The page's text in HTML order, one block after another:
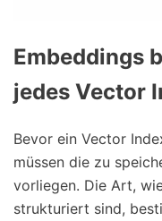
Embeddings
jedes Vector
Bevor ein Vector
müssen die zu
vorliegen. Die Art,
strukturiert sind,